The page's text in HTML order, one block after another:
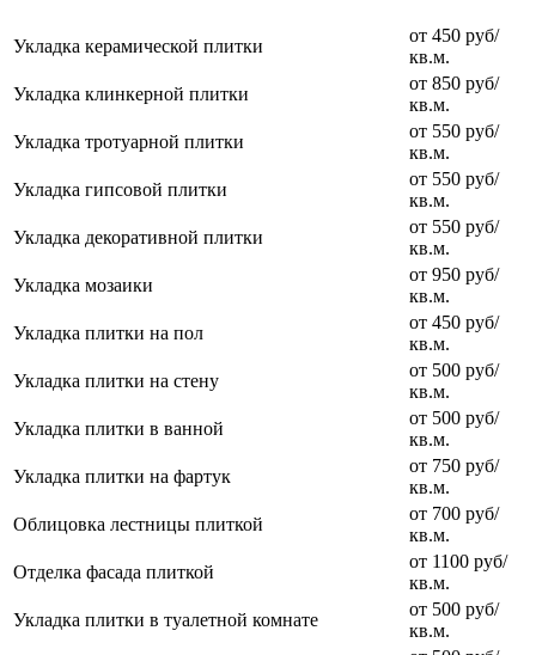
Укладка керамической плитки
от 450 руб/
кв.м.
Укладка клинкерной плитки
от 850 руб/
кв.м.
Укладка тротуарной плитки
от 550 руб/
кв.м.
Укладка гипсовой плитки
от 550 руб/
кв.м.
Укладка декоративной плитки
от 550 руб/
кв.м.
Укладка мозаики
от 950 руб/
кв.м.
Укладка плитки на пол
от 450 руб/
кв.м.
Укладка плитки на стену
от 500 руб/
кв.м.
Укладка плитки в ванной
от 500 руб/
кв.м.
Укладка плитки на фартук
от 750 руб/
кв.м.
Облицовка лестницы плиткой
от 700 руб/
кв.м.
Отделка фасада плиткой
от 1100 руб/
кв.м.
Укладка плитки в туалетной комнате
от 500 руб/
кв.м.